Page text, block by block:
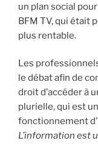
un plan social
BFM TV, qui était
plus rentable.
Les
le débat afin de
droit d’accéder à
plurielle, qui est
fonctionnement
L’information est